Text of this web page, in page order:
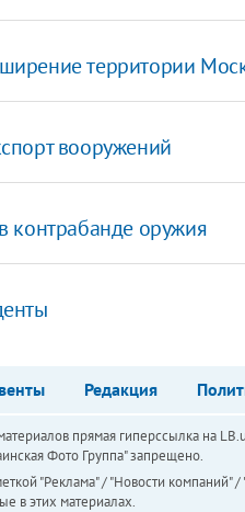
территории
вооружений
контрабанде оружия
Редакция
прямая гиперссылка на
Фото Группа" запрещено.
"Реклама" / "Новости компаний"
в этих материалах.